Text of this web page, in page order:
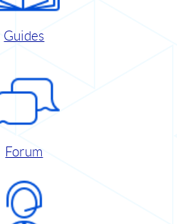
Guides
Forum